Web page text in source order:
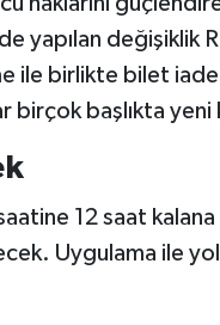
yapılan değişiklik
ile birlikte bilet iade
birçok başlıkta
12 saat
Uygulama ile